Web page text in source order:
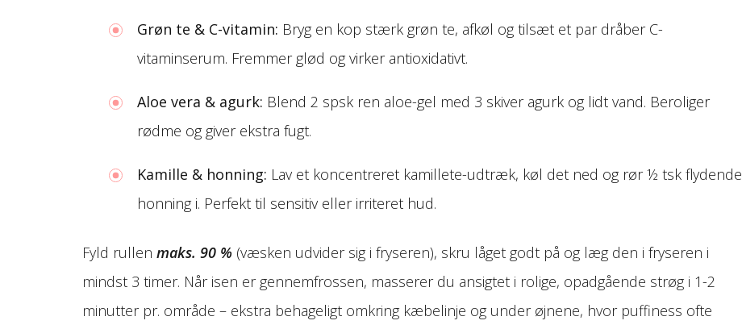
Grøn te & C-vitamin: Bryg en kop stærk grøn te, afkøl og tilsæt et par dråber C-
vitaminserum. Fremmer glød og virker antioxidativt.
Aloe vera & agurk: Blend 2 spsk ren aloe-gel med 3 skiver agurk og lidt vand. Beroliger
rødme og giver ekstra fugt.
Kamille & honning: Lav et koncentreret kamillete-udtræk, køl det ned og rør ½ tsk flydende
honning i. Perfekt til sensitiv eller irriteret hud.
Fyld rullen maks. 90 % (væsken udvider sig i fryseren), skru låget godt på og læg den i fryseren i
mindst 3 timer. Når isen er gennemfrossen, masserer du ansigtet i rolige, opadgående strøg i 1-2
minutter pr. område – ekstra behageligt omkring kæbelinje og under øjnene, hvor puffiness ofte